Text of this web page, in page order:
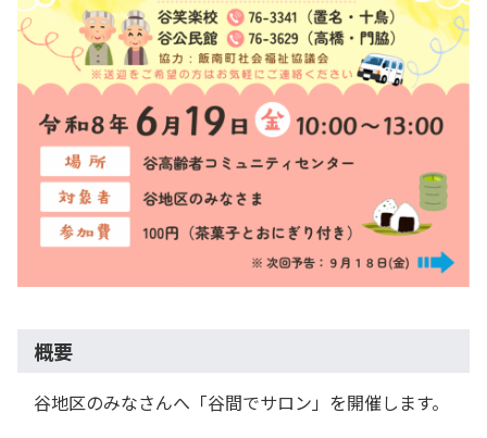
概要
谷地区のみなさんへ「谷間でサロン」を開催します。